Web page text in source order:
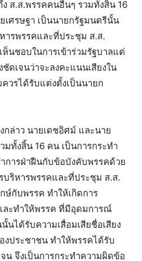
ส.ส.พรรคคนอื่นๆ รวมทั้งสิ้น 16
ศรษฐา เป็นนายกรัฐมนตรีนั้น
รพรรคและที่ประชุม ส.ส.
นชอบในการเข้าร่วมรัฐบาลแต่
ดเจนว่าจะลงคะแนนเสียงใน
วรได้รับแต่งตั้งเป็นนายก
ล่าว นายเดชอิศม์ และนาย
มทั้งสิ้น 16 คน เป็นการกระทำ
การฝ่าฝืนกับข้อบังคับพรรคด้วย
ริหารพรรคและที่ประชุม ส.ส.
ษ์กับพรรค ทำให้เกิดการ
ะทำให้พรรค ที่มีอุดมการณ์
นได้รับความเสื่อมเสียชื่อเสียง
ประชาชน ทำให้พรรคได้รับ
น จึงเป็นการกระทำความผิดข้อ